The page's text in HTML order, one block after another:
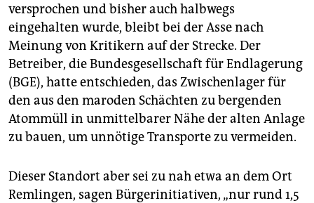
genossenschaft
epaper login
versprochen und bisher auch halbwegs
eingehalten wurde, bleibt bei der Asse nach
Meinung von Kritikern auf der Strecke. Der
Betreiber, die Bundesgesellschaft für Endlagerung
(BGE), hatte entschieden, das Zwischenlager für
den aus den maroden Schächten zu bergenden
Atommüll in unmittelbarer Nähe der alten Anlage
zu bauen, um unnötige Transporte zu vermeiden.
Dieser Standort aber sei zu nah etwa an dem Ort
Remlingen, sagen Bürgerinitiativen, „nur rund 1,5